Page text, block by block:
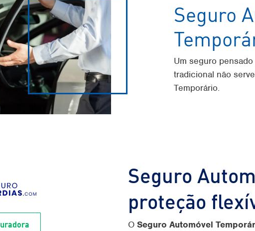
Seguro
Um seguro
tradicional não
Temporário.
Seguro
proteção
O Seguro Automóvel